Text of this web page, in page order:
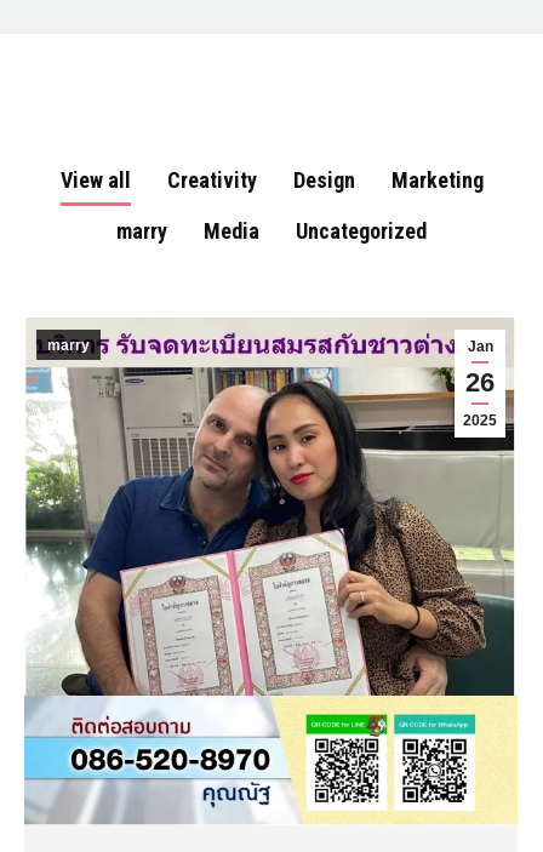
View all Creativity Design
Marketing
marry
Media Uncategorized
Jan
26
2025
marry